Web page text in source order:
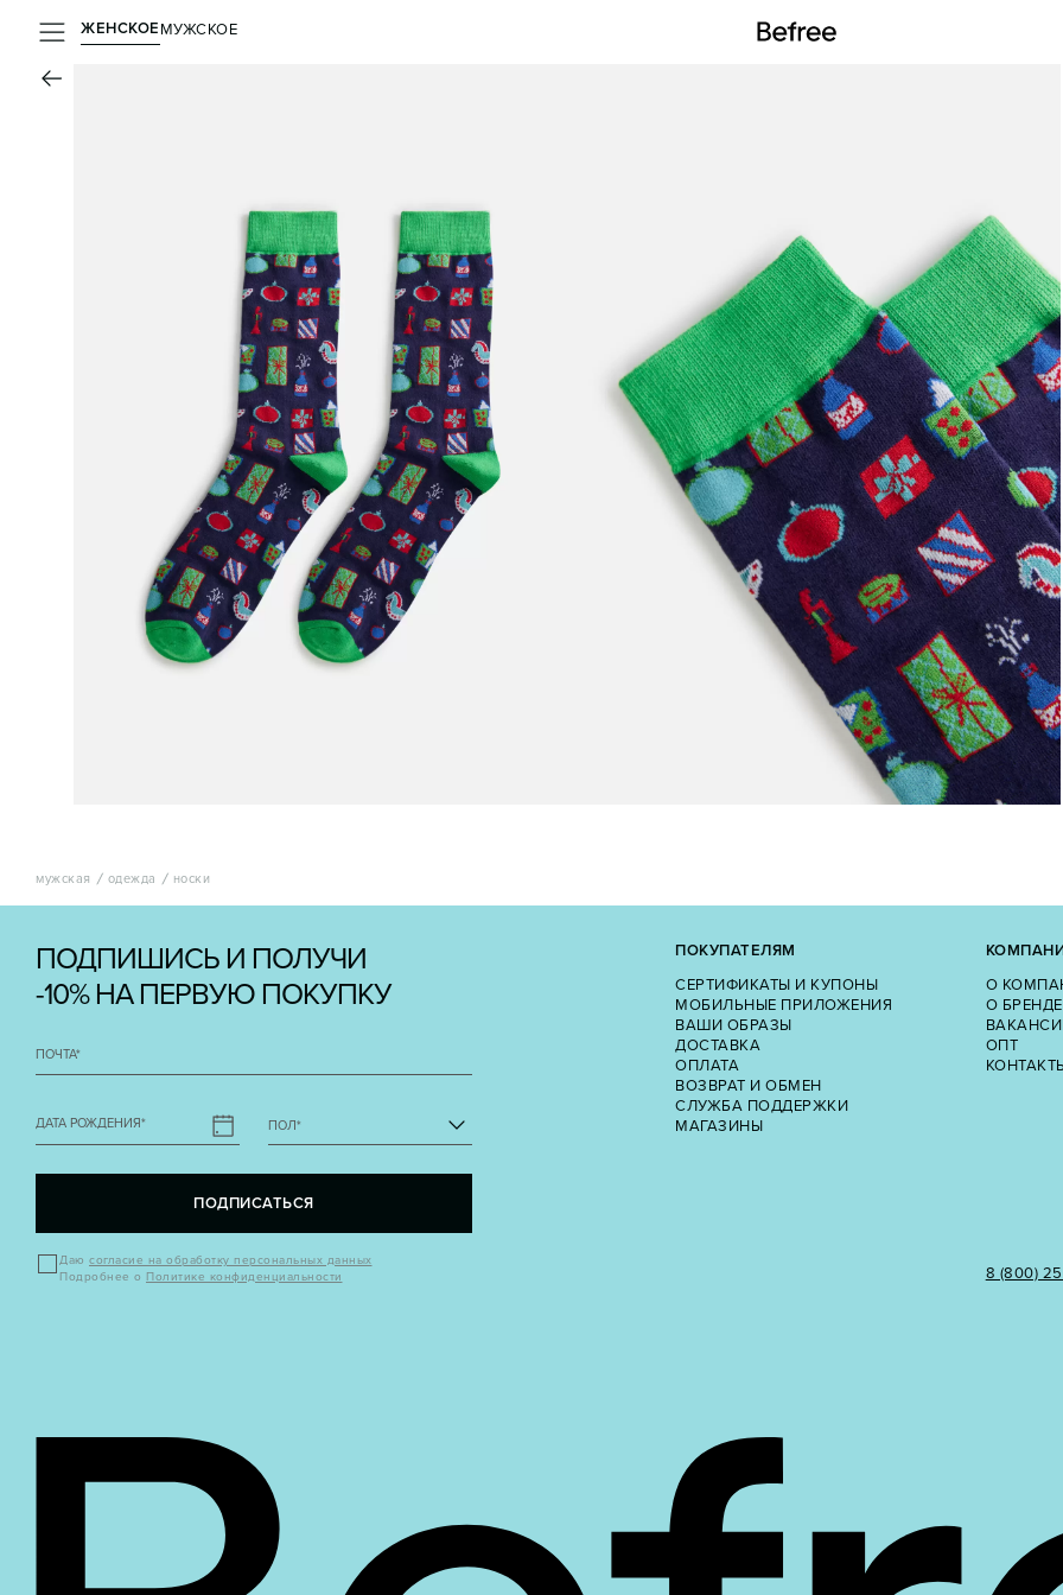
ЖЕНСКОЕМУЖСКОЕ
мужская одежда носки
ПОДПИШИСЬ И ПОЛУЧИ
-10% НА ПЕРВУЮ ПОКУПКУ
ПОЧТА*
ДАТА РОЖДЕНИЯ* ПОЛ*
ПОДПИСАТЬСЯ
Даю согласие на обработку персональных данных
Подробнее о Политике конфиденциальности
ПОКУПАТЕЛЯМ
СЕРТИФИКАТЫ И КУПОНЫ
МОБИЛЬНЫЕ ПРИЛОЖЕНИЯ
ВАШИ ОБРАЗЫ
ДОСТАВКА
ОПЛАТА
ВОЗВРАТ И ОБМЕН
СЛУЖБА ПОДДЕРЖКИ
МАГАЗИНЫ
О
О БРЕНДЕ
ОПТ
8 (800)